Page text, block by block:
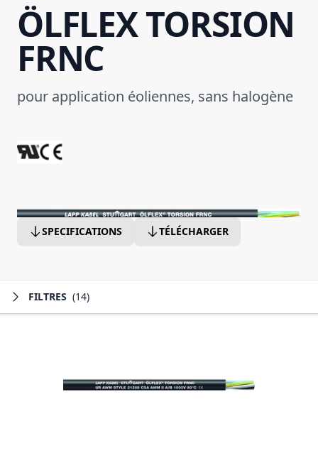
ÖLFLEX TORSION
FRNC
pour application éoliennes, sans halogène
SPECIFICATIONS TÉLÉCHARGER
FILTRES (14)